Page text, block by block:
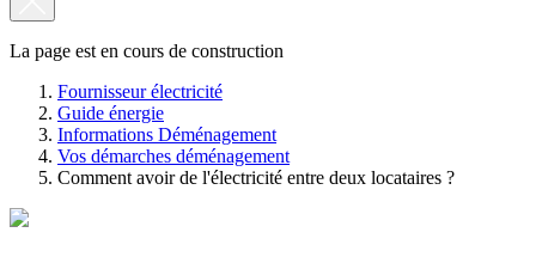
La page est en cours de construction
Fournisseur électricité
Guide énergie
Informations Déménagement
Vos démarches déménagement
Comment avoir de l'électricité entre deux locataires ?